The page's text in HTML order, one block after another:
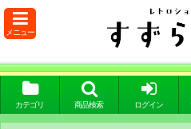
メニュー
カテゴリ 商品検索 ログイン